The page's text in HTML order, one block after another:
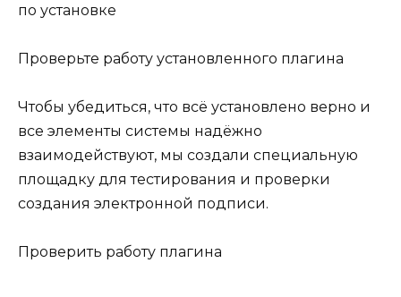
по установке
Проверьте работу установленного плагина
Чтобы убедиться, что всё установлено верно и
все элементы системы надёжно
взаимодействуют, мы создали специальную
площадку для тестирования и проверки
создания электронной подписи.
Проверить работу плагина